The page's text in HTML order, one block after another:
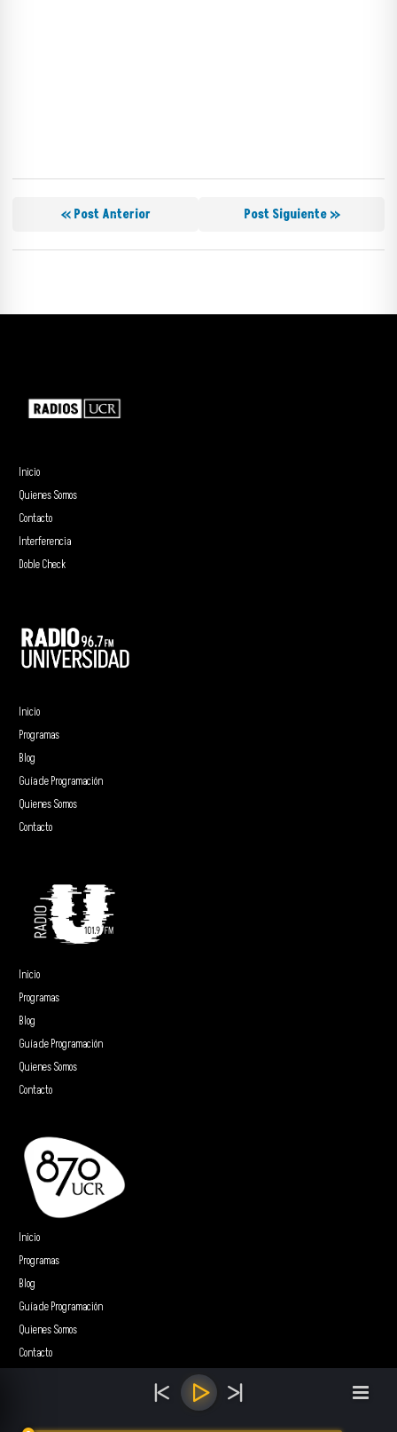
« Post Anterior Post Siguiente »
Inicio
Quienes Somos
Contacto
Interferencia
Doble Check
Inicio
Programas
Blog
Guía de Programación
Quienes Somos
Contacto
Inicio
Programas
Blog
Guía de Programación
Quienes Somos
Contacto
Inicio
Programas
Blog
Guía de Programación
Quienes Somos
Contacto
Sitio web realizado por5e Creative Labs.